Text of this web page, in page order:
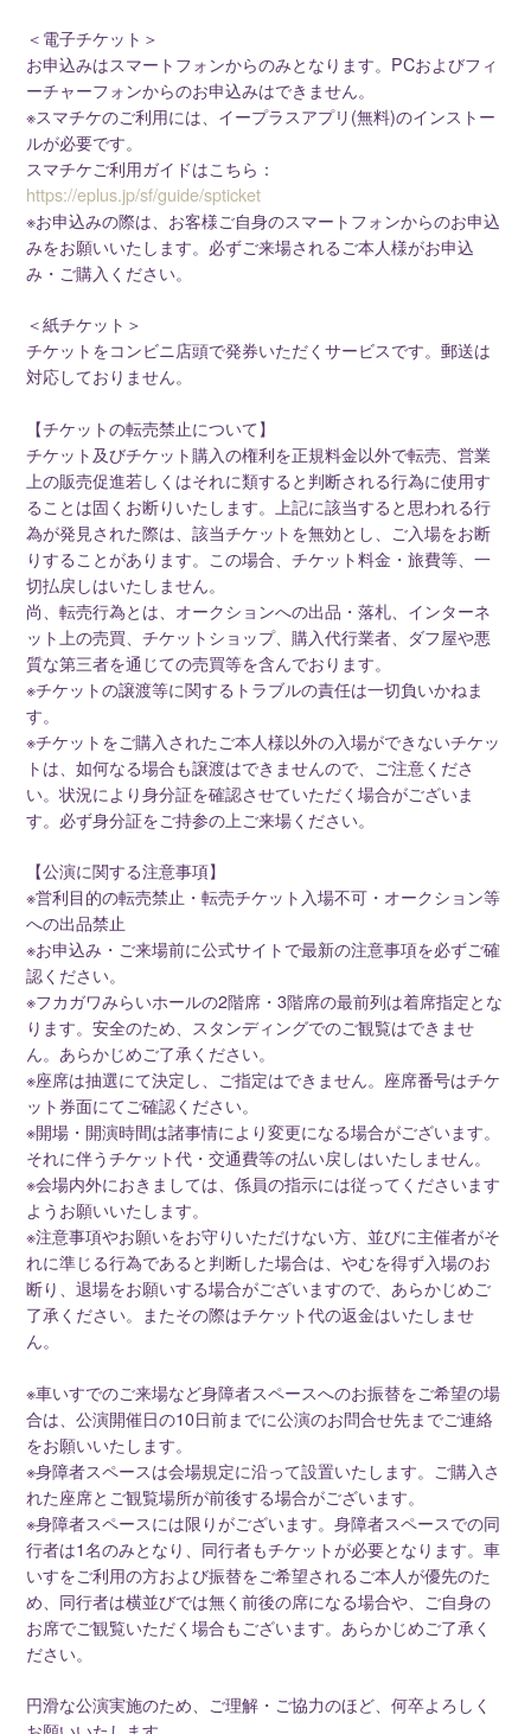
＜電子チケット＞
お申込みはスマートフォンからのみとなります。PCおよびフィ
ーチャーフォンからのお申込みはできません。
※スマチケのご利用には、イープラスアプリ(無料)のインストー
ルが必要です。
スマチケご利用ガイドはこちら：
https://eplus.jp/sf/guide/spticket
※お申込みの際は、お客様ご自身のスマートフォンからのお申込
みをお願いいたします。必ずご来場されるご本人様がお申込
み・ご購入ください。
＜紙チケット＞
チケットをコンビニ店頭で発券いただくサービスです。郵送は
対応しておりません。
【チケットの転売禁止について】
チケット及びチケット購入の権利を正規料金以外で転売、営業
上の販売促進若しくはそれに類すると判断される行為に使用す
ることは固くお断りいたします。上記に該当すると思われる行
為が発見された際は、該当チケットを無効とし、ご入場をお断
りすることがあります。この場合、チケット料金・旅費等、一
切払戻しはいたしません。
尚、転売行為とは、オークションへの出品・落札、インターネ
ット上の売買、チケットショップ、購入代行業者、ダフ屋や悪
質な第三者を通じての売買等を含んでおります。
※チケットの譲渡等に関するトラブルの責任は一切負いかねま
す。
※チケットをご購入されたご本人様以外の入場ができないチケッ
トは、如何なる場合も譲渡はできませんので、ご注意くださ
い。状況により身分証を確認させていただく場合がございま
す。必ず身分証をご持参の上ご来場ください。
【公演に関する注意事項】
※営利目的の転売禁止・転売チケット入場不可・オークション等
への出品禁止
※お申込み・ご来場前に公式サイトで最新の注意事項を必ずご確
認ください。
※フカガワみらいホールの2階席・3階席の最前列は着席指定とな
ります。安全のため、スタンディングでのご観覧はできませ
ん。あらかじめご了承ください。
※座席は抽選にて決定し、ご指定はできません。座席番号はチケ
ット券面にてご確認ください。
※開場・開演時間は諸事情により変更になる場合がございます。
それに伴うチケット代・交通費等の払い戻しはいたしません。
※会場内外におきましては、係員の指示には従ってくださいます
ようお願いいたします。
※注意事項やお願いをお守りいただけない方、並びに主催者がそ
れに準じる行為であると判断した場合は、やむを得ず入場のお
断り、退場をお願いする場合がございますので、あらかじめご
了承ください。またその際はチケット代の返金はいたしませ
ん。
※車いすでのご来場など身障者スペースへのお振替をご希望の場
合は、公演開催日の10日前までに公演のお問合せ先までご連絡
をお願いいたします。
※身障者スペースは会場規定に沿って設置いたします。ご購入さ
れた座席とご観覧場所が前後する場合がございます。
※身障者スペースには限りがございます。身障者スペースでの同
行者は1名のみとなり、同行者もチケットが必要となります。車
いすをご利用の方および振替をご希望されるご本人が優先のた
め、同行者は横並びでは無く前後の席になる場合や、ご自身の
お席でご観覧いただく場合もございます。あらかじめご了承く
ださい。
円滑な公演実施のため、ご理解・ご協力のほど、何卒よろしく